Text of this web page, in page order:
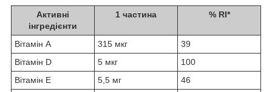
Активні
інгредієнти
1 частина % RI*
Вітамін А 315 мкг
39
Вітамін D
5 мкг
100
Вітамін Е
5,5 мг
46